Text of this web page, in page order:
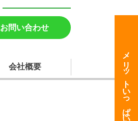
お問い合わせ
会社概要 メリットいっぱい